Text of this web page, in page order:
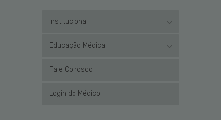
Institucional
Educação Médica
Fale Conosco
Login do Médico